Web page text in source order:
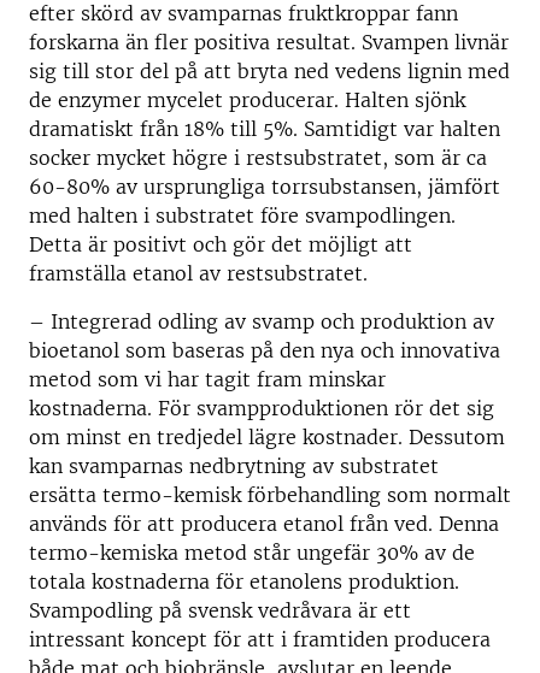
efter skörd av svamparnas fruktkroppar fann
forskarna än fler positiva resultat. Svampen livnär
sig till stor del på att bryta ned vedens lignin med
de enzymer mycelet producerar. Halten sjönk
dramatiskt från 18% till 5%. Samtidigt var halten
socker mycket högre i restsubstratet, som är ca
60-80% av ursprungliga torrsubstansen, jämfört
med halten i substratet före svampodlingen.
Detta är positivt och gör det möjligt att
framställa etanol av restsubstratet.
– Integrerad odling av svamp och produktion av
bioetanol som baseras på den nya och innovativa
metod som vi har tagit fram minskar
kostnaderna. För svampproduktionen rör det sig
om minst en tredjedel lägre kostnader. Dessutom
kan svamparnas nedbrytning av substratet
ersätta termo-kemisk förbehandling som normalt
används för att producera etanol från ved. Denna
termo-kemiska metod står ungefär 30% av de
totala kostnaderna för etanolens produktion.
Svampodling på svensk vedråvara är ett
intressant koncept för att i framtiden producera
både mat och biobränsle, avslutar en leende